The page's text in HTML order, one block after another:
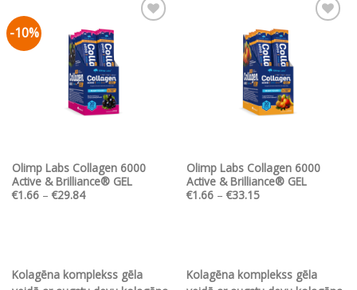
-10%
Pievienot vēlmju
sarakstam
Olimp Labs Collagen 6000
Active & Brilliance® GEL
€1.66 – €29.84Price
Kolagēna komplekss gēla
Pievienot vēlmju
sarakstam
Olimp Labs Collagen 6000
Active & Brilliance® GEL
€1.66 – €33.15Price
Kolagēna komplekss gēla